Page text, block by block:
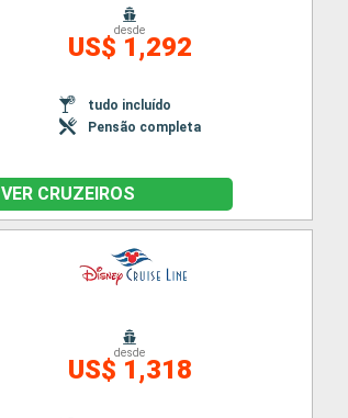
desde
US$ 1,292
tudo incluído
Pensão completa
VER CRUZEIROS
desde
US$ 1,318